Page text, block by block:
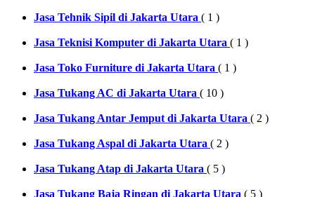
Jasa Tehnik Sipil di Jakarta Utara ( 1 )
Jasa Teknisi Komputer di Jakarta Utara ( 1 )
Jasa Toko Furniture di Jakarta Utara ( 1 )
Jasa Tukang AC di Jakarta Utara ( 10 )
Jasa Tukang Antar Jemput di Jakarta Utara ( 2 )
Jasa Tukang Aspal di Jakarta Utara ( 2 )
Jasa Tukang Atap di Jakarta Utara ( 5 )
Jasa Tukang Baja Ringan di Jakarta Utara ( 5 )